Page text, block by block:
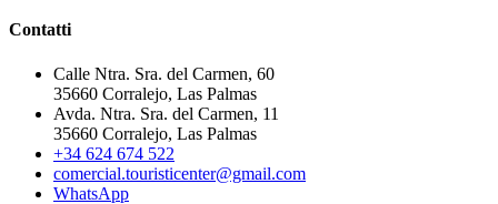
Contatti
Calle Ntra. Sra. del Carmen, 60
35660 Corralejo, Las Palmas
Avda. Ntra. Sra. del Carmen, 11
35660 Corralejo, Las Palmas
+34 624 674 522
comercial.touristicenter@gmail.com
WhatsApp